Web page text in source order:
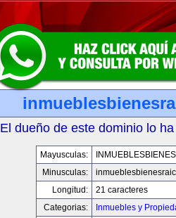
El dueño de este dominio lo
Mayusculas:
Minusculas:
Longitud:
21 caracteres
Categorias:
Inmuebles y